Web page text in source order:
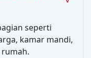
seperti
kamar mandi,